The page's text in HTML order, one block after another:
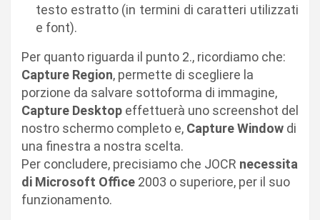
testo estratto (in termini di caratteri utilizzati
e font).
Per quanto riguarda il punto 2., ricordiamo che:
Capture Region, permette di scegliere la
porzione da salvare sottoforma di immagine,
Capture Desktop effettuerà uno screenshot del
nostro schermo completo e, Capture Window di
una finestra a nostra scelta.
Per concludere, precisiamo che JOCR necessita
di Microsoft Office 2003 o superiore, per il suo
funzionamento.